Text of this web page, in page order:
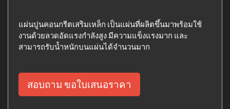
แผ่นปูนคอนกรีตเสริมเหล็ก เป็นแผ่นที่ผลิตขึ้นมาพร้อมใช้
งานด้วยลวดอัดแรงกำลังสูง มีความแข็งแรงมาก และ
สามารถรับน้ำหนักบนแผ่นได้จำนวนมาก
สอบถาม ขอใบเสนอราคา